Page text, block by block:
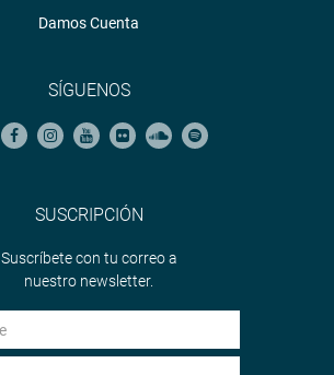
Damos Cuenta
SÍGUENOS
SUSCRIPCIÓN
Suscríbete con tu correo a
nuestro newsletter.